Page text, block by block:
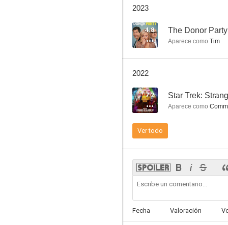
2023
4.8 The Donor Party
Aparece como Tim
2022
7.2 Star Trek:
Aparece como
Ver todo
Fecha Valoración